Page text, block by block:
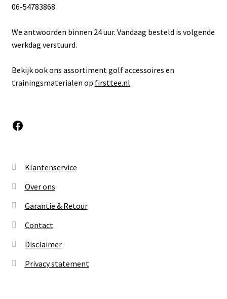
06-54783868
We antwoorden binnen 24 uur. Vandaag besteld is volgende
werkdag verstuurd.
Bekijk ook ons assortiment golf accessoires en
trainingsmaterialen op firsttee.nl
Facebook
Klantenservice
Over ons
Garantie & Retour
Contact
Disclaimer
Privacy statement